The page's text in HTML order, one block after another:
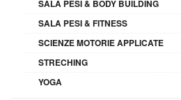
SALA PESI & BODY BUILDING
SALA PESI & FITNESS
SCIENZE MOTORIE APPLICATE
STRECHING
YOGA